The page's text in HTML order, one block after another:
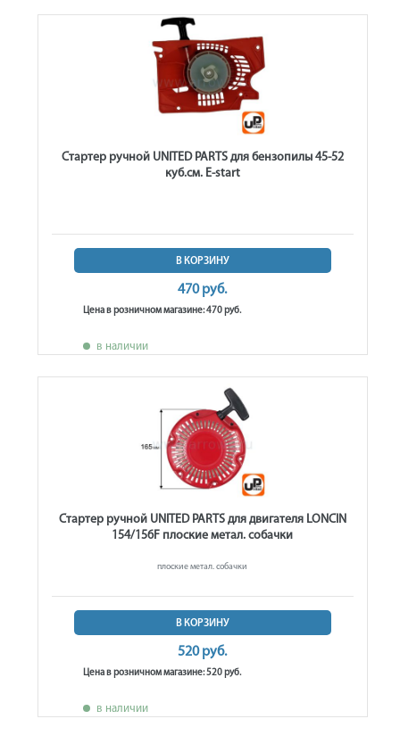
Стартер ручной UNITED PARTS для бензопилы 45-52
куб.см. E-start
В КОРЗИНУ
470 руб.
Цена в розничном магазине: 470 руб.
в наличии
Стартер ручной UNITED PARTS для двигателя LONCIN
154/156F плоские метал. собачки
плоские метал. собачки
В КОРЗИНУ
520 руб.
Цена в розничном магазине: 520 руб.
в наличии